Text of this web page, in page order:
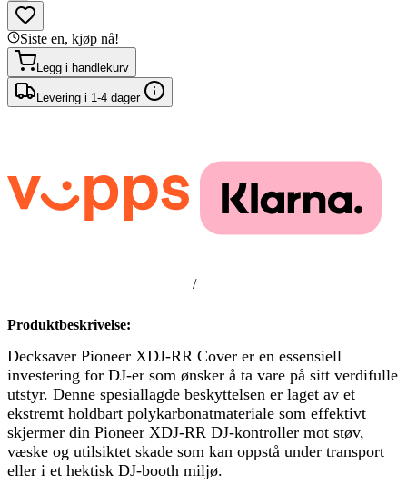
Siste en, kjøp nå!
Legg i handlekurv
Levering i 1-4 dager
/
Produktbeskrivelse:
Decksaver Pioneer XDJ-RR Cover er en essensiell
investering for DJ-er som ønsker å ta vare på sitt verdifulle
utstyr. Denne spesiallagde beskyttelsen er laget av et
ekstremt holdbart polykarbonatmateriale som effektivt
skjermer din Pioneer XDJ-RR DJ-kontroller mot støv,
væske og utilsiktet skade som kan oppstå under transport
eller i et hektisk DJ-booth miljø.